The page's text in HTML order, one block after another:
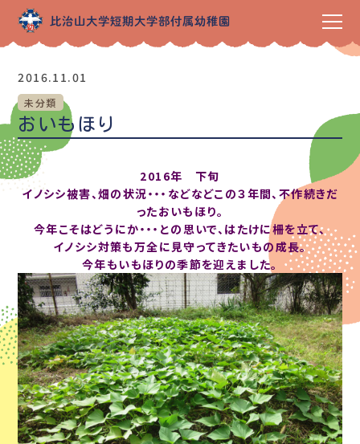
2016.11.01
未分類
おいもほり
2016年 下旬
イノシシ被害、畑の状況・・・などなどこの３年間、不作続きだ
ったおいもほり。
今年こそはどうにか・・・との思いで、はたけに柵を立て、
イノシシ対策も万全に見守ってきたいもの成長。
今年もいもほりの季節を迎えました。